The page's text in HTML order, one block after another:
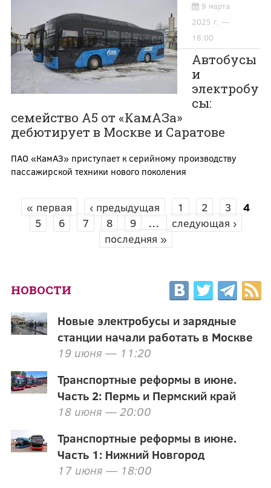
9 марта
2025 г. —
18:00
Автобусы
и
электробу
сы:
семейство А5 от «КамАЗа»
дебютирует в Москве и Саратове
ПАО «КамАЗ» приступает к серийному производству
пассажирской техники нового поколения
СТРАНИЦЫ
« первая ‹ предыдущая 1 2 3
4
5
6 7 8 9 …
следующая ›
последняя »
НОВОСТИ
Новые электробусы и зарядные
станции начали работать в Москве
19 июня — 11:20
Транспортные реформы в июне.
Часть 2: Пермь и Пермский край
18 июня — 20:00
Транспортные реформы в июне.
Часть 1: Нижний Новгород
17 июня — 18:00